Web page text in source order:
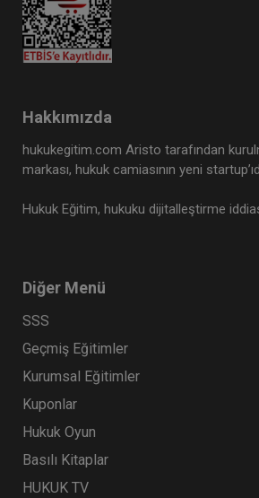
Hakkımızda
hukukegitim.com Aristo tarafından
markası, hukuk camiasının yeni
Hukuk Eğitim, hukuku dijitalleştirme
Diğer Menü
SSS
Geçmiş Eğitimler
Kurumsal Eğitimler
Kuponlar
Hukuk Oyun
Basılı Kitaplar
HUKUK TV